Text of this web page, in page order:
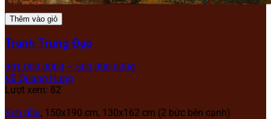
Thêm vào giỏ
Tranh Trung Đạo
301.000.000₫ – 500.000.000₫
Vũ Quang Hưng
Lượt xem: 82
Sơn dầu, 150x190 cm, 130x162 cm (2 bức bên cạnh)